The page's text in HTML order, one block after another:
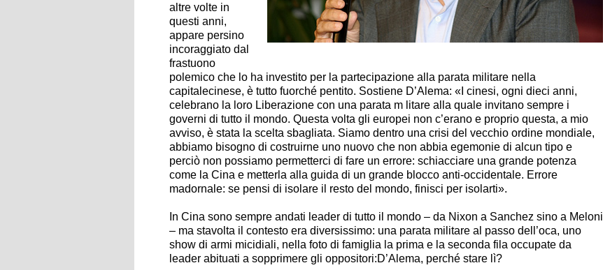
altre volte in
questi anni,
appare persino
incoraggiato dal
frastuono
polemico che lo ha investito per la partecipazione alla parata militare nella
capitalecinese, è tutto fuorché pentito. Sostiene D’Alema: «I cinesi, ogni dieci anni,
celebrano la loro Liberazione con una parata m litare alla quale invitano sempre i
governi di tutto il mondo. Questa volta gli europei non c’erano e proprio questa, a mio
avviso, è stata la scelta sbagliata. Siamo dentro una crisi del vecchio ordine mondiale,
abbiamo bisogno di costruirne uno nuovo che non abbia egemonie di alcun tipo e
perciò non possiamo permetterci di fare un errore: schiacciare una grande potenza
come la Cina e metterla alla guida di un grande blocco anti-occidentale. Errore
madornale: se pensi di isolare il resto del mondo, finisci per isolarti».
In Cina sono sempre andati leader di tutto il mondo – da Nixon a Sanchez sino a Meloni
– ma stavolta il contesto era diversissimo: una parata militare al passo dell’oca, uno
show di armi micidiali, nella foto di famiglia la prima e la seconda fila occupate da
leader abituati a sopprimere gli oppositori:D’Alema, perché stare lì?